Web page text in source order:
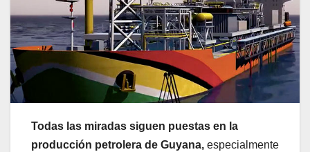
Todas las miradas siguen puestas en la
producción petrolera de Guyana, especialmente